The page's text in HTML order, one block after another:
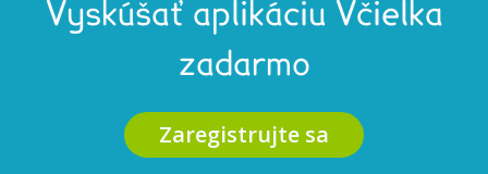
Vyskúšať aplikáciu Včielka
zadarmo
Zaregistrujte sa